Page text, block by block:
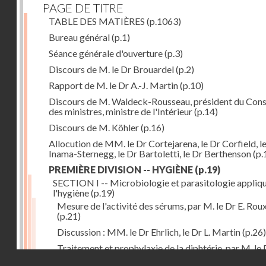
PAGE DE TITRE
TABLE DES MATIÈRES (p.1063)
Bureau général(p.1)
Séance générale d'ouverture(p.3)
Discours de M. le Dr Brouardel(p.2)
Rapport de M. le Dr A.-J. Martin(p.10)
Discours de M. Waldeck-Rousseau, président du
des ministres, ministre de l'Intérieur(p.14)
Discours de M. Köhler(p.16)
Allocution de MM. le Dr Cortejarena, le Dr Corfield,
Inama-Sternegg, le Dr Bartoletti, le Dr Berthenson
PREMIÈRE DIVISION -- HYGIÈNE (p.19)
SECTION I -- Microbiologie et parasitologie
l'hygiène(p.19)
Mesure de l'activité des sérums, par M. le Dr E.
(p.21)
Discussion : MM. le Dr Ehrlich, le Dr L. Martin(p.26)
Traitement et prophylaxie de la diphtérie, par M. le